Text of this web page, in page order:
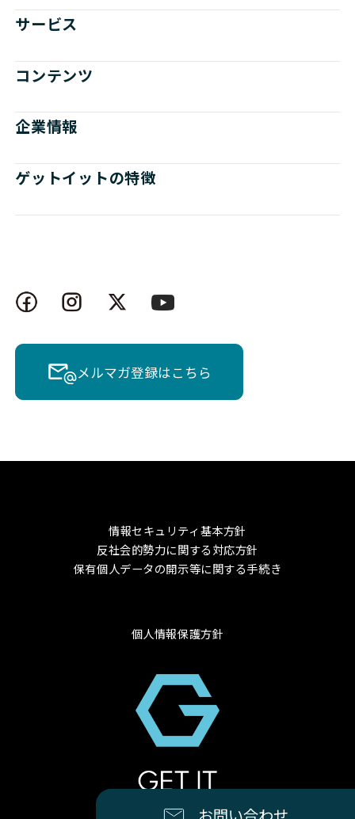
サービス
コンテンツ
企業情報
ゲットイットの特徴
メルマガ登録はこちら
情報セキュリティ基本方針
反社会的勢力に関する対応方針
保有個人データの開示等に関する手続き
個人情報保護方針